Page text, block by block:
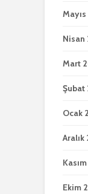
Nisan
Mart
Şubat
Ocak
Aralık
Ekim